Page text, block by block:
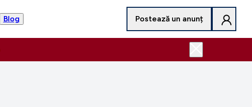
Blog Postează un anunț